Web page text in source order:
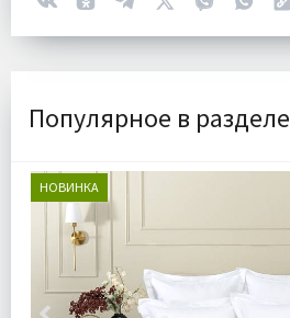
Популярное в разделе
НОВИНКА